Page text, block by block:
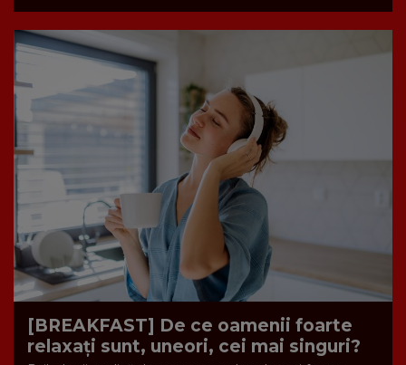
[BREAKFAST] De ce oamenii foarte
relaxați sunt, uneori, cei mai singuri?